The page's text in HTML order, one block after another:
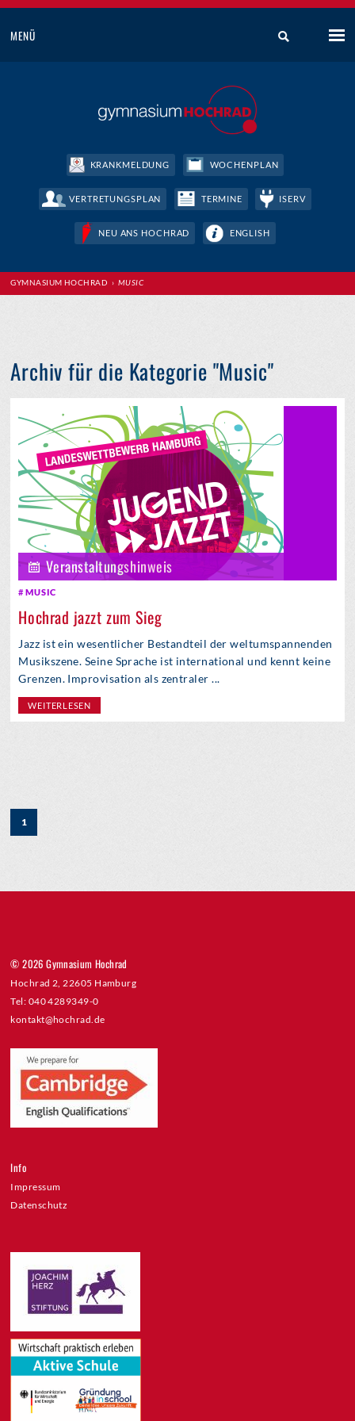
MENÜ
KRANKMELDUNG WOCHENPLAN
VERTRETUNGSPLAN TERMINE ISERV
NEU ANS HOCHRAD ENGLISH
GYMNASIUM HOCHRAD ›MUSIC
Archiv für die Kategorie "Music"
Veranstaltungshinweis
MUSIC
Hochrad jazzt zum Sieg
Jazz ist ein wesentlicher Bestandteil der weltumspannenden
Musikszene. Seine Sprache ist international und kennt keine
Grenzen. Improvisation als zentraler ...
WEITERLESEN
1
© 2026 Gymnasium Hochrad
Hochrad 2, 22605 Hamburg
Tel: 040 4289349-0
kontakt@hochrad.de
Info
Impressum
Datenschutz